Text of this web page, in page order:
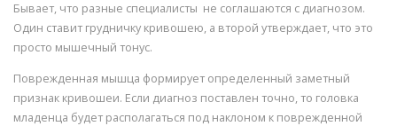
Бывает, что разные специалисты не соглашаются с диагнозом.
Один ставит грудничку кривошею, а второй утверждает, что это
просто мышечный тонус.
Поврежденная мышца формирует определенный заметный
признак кривошеи. Если диагноз поставлен точно, то головка
младенца будет располагаться под наклоном к поврежденной